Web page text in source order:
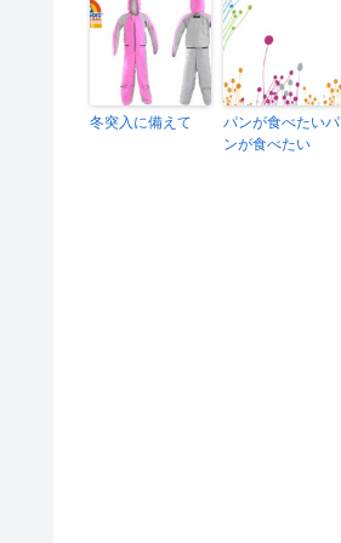
冬突入に備えて
パンが食べたいパ
ンが食べたい